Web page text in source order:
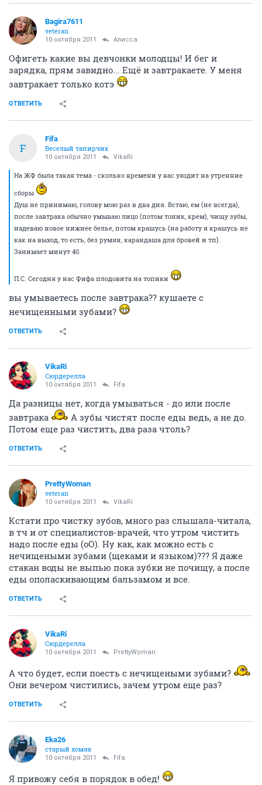
Bagira7611
veteran
10 октября 2011 Алисса
Офигеть какие вы девчонки молодцы! И бег и
зарядка, прям завидно... Ещё и завтракаете. У меня
завтракает только котэ
ОТВЕТИТЬ
F
Fifa
Веселый тапирчик
10 октября 2011 VikaRi
На ЖФ была такая тема - сколько времени у вас уходит на утренние
сборы
Душ не принимаю, голову мою раз в два дня. Встаю, ем (не всегда),
после завтрака обычно умываю лицо (потом тоник, крем), чищу зубы,
надеваю новое нижнее белье, потом крашусь (на работу я крашусь не
как на выход, то есть, без румян, карандаша для бровей и тп).
Занимает минут 40.
П.С. Сегодня у нас Фифа плодовита на топики
вы умываетесь после завтрака?? кушаете с
нечищенными зубами?
ОТВЕТИТЬ
VikaRi
Сюрдерелла
10 октября 2011 Fifa
Да разницы нет, когда умываться - до или после
завтрака
А зубы чистят после еды ведь, а не до.
Потом еще раз чистить, два раза чтоль?
ОТВЕТИТЬ
PrettyWoman
veteran
10 октября 2011 VikaRi
Кстати про чистку зубов, много раз слышала-читала,
в тч и от специалистов-врачей, что утром чистить
надо после еды (оО). Ну как, как можно есть с
нечищеными зубами (щеками и языком)??? Я даже
стакан воды не выпью пока зубки не почищу, а после
еды ополаскивающим бальзамом и все.
ОТВЕТИТЬ
VikaRi
Сюрдерелла
10 октября 2011 PrettyWoman
А что будет, если поесть с нечищеными зубами?
Они вечером чистились, зачем утром еще раз?
ОТВЕТИТЬ
Eka26
старый хомяк
10 октября 2011 Fifa
Я привожу себя в порядок в обед!